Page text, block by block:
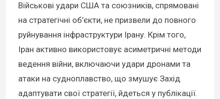
Військові удари США та союзників, спрямовані
на стратегічні об’єкти, не призвели до повного
руйнування інфраструктури Ірану. Крім того,
Іран активно використовує асиметричні методи
ведення війни, включаючи удари дронами та
атаки на судноплавство, що змушує Захід
адаптувати свої стратегії, йдеться у публікації.